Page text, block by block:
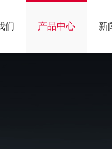
们 产品中心 新